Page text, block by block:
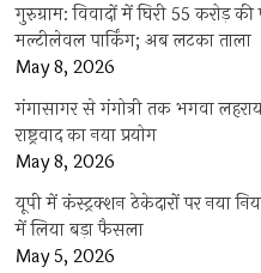
गुरुग्राम: विवादों में घिरी 55 करोड़
मल्टीलेवल पार्किंग; अब लटका ताला
May 8, 2026
गंगासागर से गंगोत्री तक भगवा
राष्ट्रवाद का नया प्रयोग
May 8, 2026
यूपी में कंस्ट्रक्शन ठेकेदारों पर नया
में लिया बड़ा फैसला
May 5, 2026